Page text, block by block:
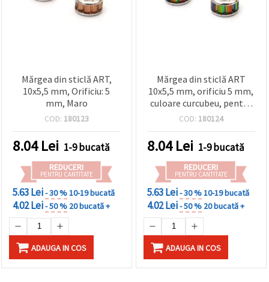
Mărgea din sticlă ART,
10x5,5 mm, Orificiu: 5
mm, Maro
COD: 180123
8.04Lei 1-9 bucată
REDUCERI
PENTRU CANTITATE
5.63 Lei- 30 %10-19 bucată
4.02 Lei- 50 % 20 bucată +
ADAUGA IN COS
Mărgea din sticlă ART
10x5,5 mm, orificiu 5 mm,
culoare curcubeu, pentru
bijuterii handmade
COD: 180124
8.04Lei 1-9 bucată
REDUCERI
PENTRU CANTITATE
5.63 Lei- 30 %10-19 bucată
4.02 Lei- 50 % 20 bucată +
ADAUGA IN COS